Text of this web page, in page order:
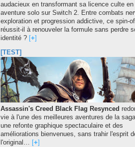
audacieux en transformant sa licence culte en
aventure solo sur Switch 2. Entre combats
exploration et progression addictive, ce spin-
réussit-il à renouveler la formule sans perdre
identité ? [+]
[TEST]
Assassin's Creed Black Flag Resynced
vie à l'une des meilleures aventures de la
une refonte graphique spectaculaire et des
améliorations bienvenues, sans trahir l'esprit
l'original…
+